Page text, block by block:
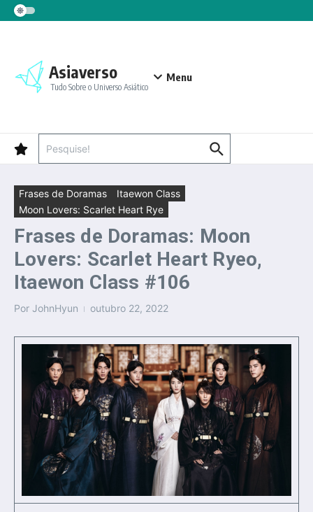
Ir para o conteúdo
Asiaverso
Tudo Sobre o Universo Asiático
Menu
Frases de Doramas
Itaewon Class
Moon Lovers: Scarlet Heart Rye
Frases de Doramas: Moon
Lovers: Scarlet Heart Ryeo,
Itaewon Class #106
Por JohnHyun outubro 22, 2022